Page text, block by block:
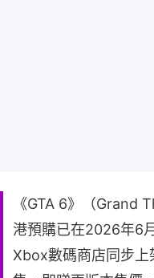
《GTA 6》（Grand
港預購已在2026年6
Xbox數碼商店同步上